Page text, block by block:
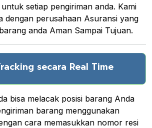
setiap pengiriman anda. Kami
dengan perusahaan Asuransi yang
anda Aman Sampai Tujuan.
secara Real Time
bisa melacak posisi barang Anda
barang menggunakan
cara memasukkan nomor resi